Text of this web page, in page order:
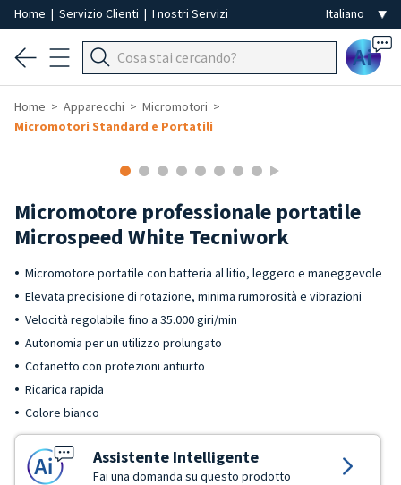
Home | Servizio Clienti | I nostri Servizi
Ai
Home Apparecchi
Micromotori
Micromotori Standard e Portatili
Micromotore professionale portatile
Microspeed White Tecniwork
Micromotore portatile con batteria al litio, leggero e maneggevole
Elevata precisione di rotazione, minima rumorosità e vibrazioni
Velocità regolabile fino a 35.000 giri/min
Autonomia per un utilizzo prolungato
Cofanetto con protezioni antiurto
Ricarica rapida
Colore bianco
Assistente Intelligente
Fai una domanda su questo prodotto